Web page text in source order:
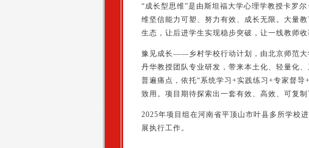
“成长型思维”是由斯坦福大学心理学教授卡罗
维坚信能力可塑、努力有效、成长无限。大量
生态，让后进学生实现稳步突破，让一线教师收
豫见成长——乡村学校行动计划，由北京师范大
丹华教授团队专业研发，带来本土化、轻量化
普遍痛点，依托“系统学习+实践练习+专家督
致用。项目期待探索出一套有效、高效、可复
2025年项目组在河南省平顶山市叶县多所学校
展执行工作。